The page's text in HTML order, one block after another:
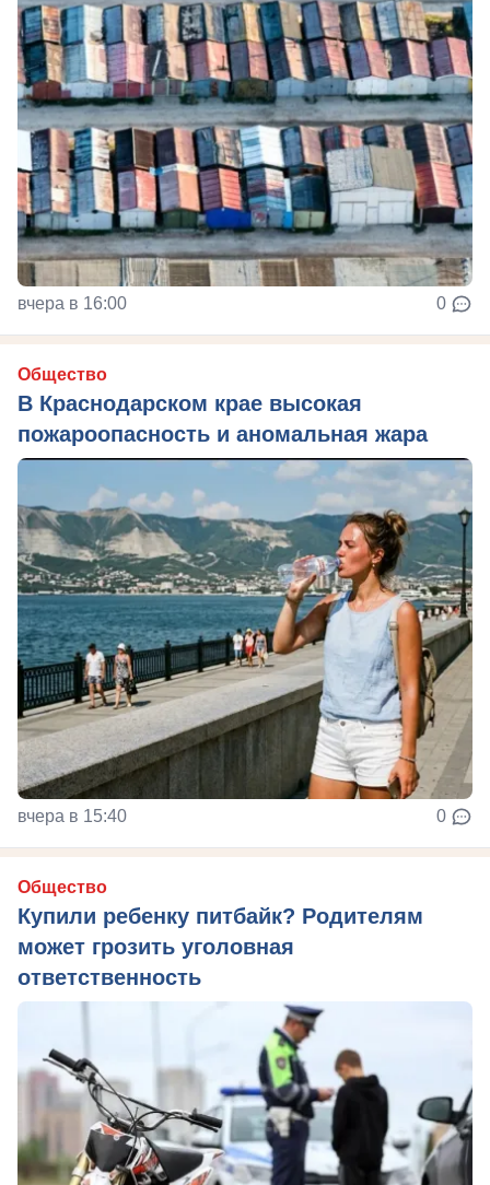
вчера в 16:00 0
Общество
В Краснодарском крае высокая
пожароопасность и аномальная жара
вчера в 15:40 0
Общество
Купили ребенку питбайк? Родителям
может грозить уголовная
ответственность